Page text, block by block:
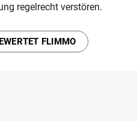
regelrecht verstören.
FLIMMO